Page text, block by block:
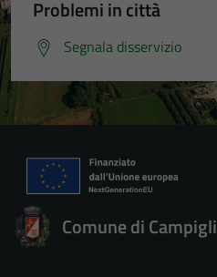
Problemi in città
Segnala disservizio
Comune di